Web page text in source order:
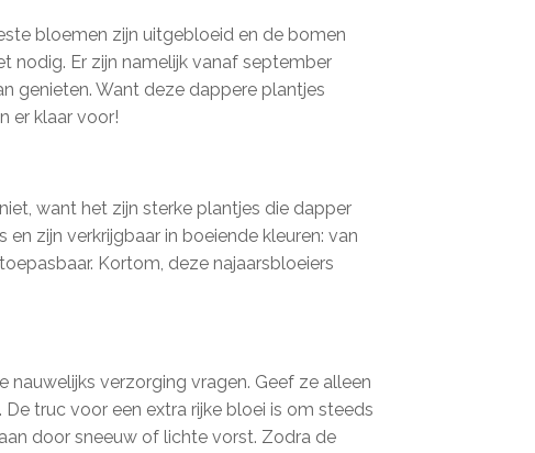
bloemen zijn uitgebloeid en de bomen
nodig. Er zijn namelijk vanaf september
genieten. Want deze dappere plantjes
er klaar voor!
want het zijn sterke plantjes die dapper
zijn verkrijgbaar in boeiende kleuren: van
Kortom, deze najaarsbloeiers
verzorging vragen. Geef ze alleen
truc voor een extra rijke bloei is om steeds
door sneeuw of lichte vorst. Zodra de